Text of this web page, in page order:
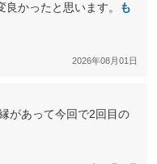
かったと思います。
も
2026年08月01日
があって今回で2回目の